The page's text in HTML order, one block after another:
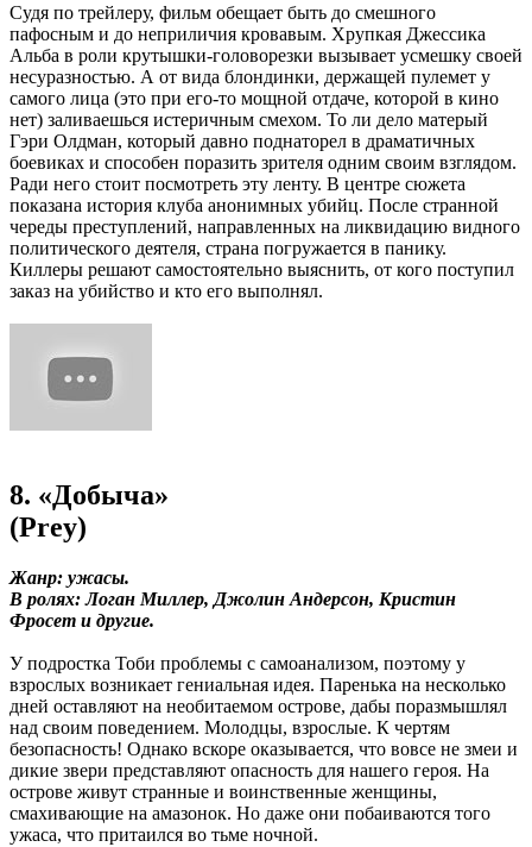
Судя по трейлеру, фильм обещает быть до смешного
пафосным и до неприличия кровавым. Хрупкая Джессика
Альба в роли крутышки-головорезки вызывает усмешку своей
несуразностью. А от вида блондинки, держащей пулемет у
самого лица (это при его-то мощной отдаче, которой в кино
нет) заливаешься истеричным смехом. То ли дело матерый
Гэри Олдман, который давно поднаторел в драматичных
боевиках и способен поразить зрителя одним своим взглядом.
Ради него стоит посмотреть эту ленту. В центре сюжета
показана история клуба анонимных убийц. После странной
череды преступлений, направленных на ликвидацию видного
политического деятеля, страна погружается в панику.
Киллеры решают самостоятельно выяснить, от кого поступил
заказ на убийство и кто его выполнял.
8. «Добыча»
(Prey)
Жанр: ужасы.
В ролях: Логан Миллер, Джолин Андерсон, Кристин
Фросет и другие.
У подростка Тоби проблемы с самоанализом, поэтому у
взрослых возникает гениальная идея. Паренька на несколько
дней оставляют на необитаемом острове, дабы поразмышлял
над своим поведением. Молодцы, взрослые. К чертям
безопасность! Однако вскоре оказывается, что вовсе не змеи и
дикие звери представляют опасность для нашего героя. На
острове живут странные и воинственные женщины,
смахивающие на амазонок. Но даже они побаиваются того
ужаса, что притаился во тьме ночной.